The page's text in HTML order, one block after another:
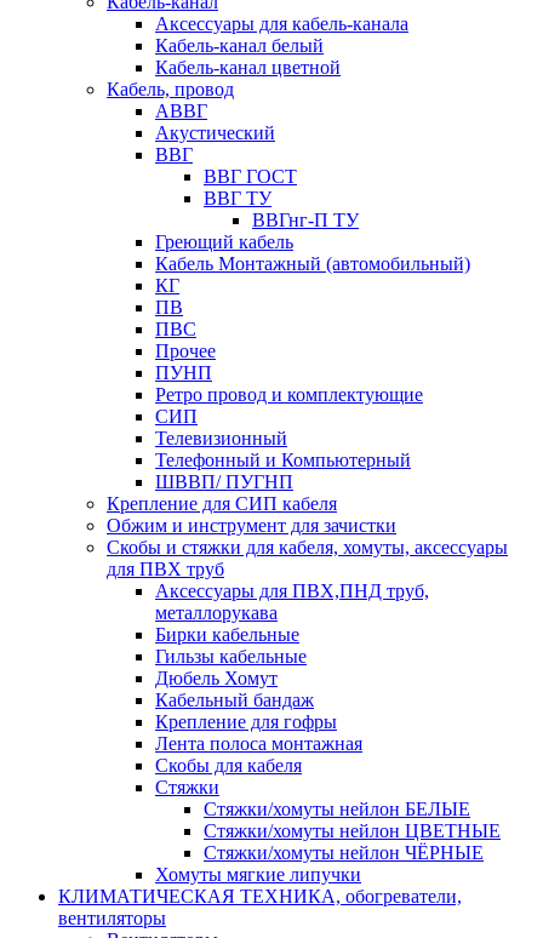
Аксессуары для кабель-канала
Кабель-канал белый
Кабель-канал цветной
Кабель, провод
АВВГ
Акустический
ВВГ
ВВГ ГОСТ
ВВГ ТУ
ВВГнг-П ТУ
Греющий кабель
Кабель Монтажный (автомобильный)
КГ
ПВ
ПВС
Прочее
ПУНП
Ретро провод и комплектующие
СИП
Телевизионный
Телефонный и Компьютерный
ШВВП/ ПУГНП
Крепление для СИП кабеля
Обжим и инструмент для зачистки
Скобы и стяжки для кабеля, хомуты, аксессуары
для ПВХ труб
Аксессуары для ПВХ,ПНД труб,
металлорукава
Бирки кабельные
Гильзы кабельные
Дюбель Хомут
Кабельный бандаж
Крепление для гофры
Лента полоса монтажная
Скобы для кабеля
Стяжки
Стяжки/хомуты нейлон БЕЛЫЕ
Стяжки/хомуты нейлон ЦВЕТНЫЕ
Стяжки/хомуты нейлон ЧЁРНЫЕ
Хомуты мягкие липучки
КЛИМАТИЧЕСКАЯ ТЕХНИКА, обогреватели,
вентиляторы